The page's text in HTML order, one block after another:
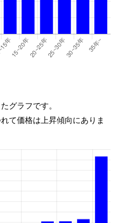
グラフです。
て価格は上昇傾向にありま